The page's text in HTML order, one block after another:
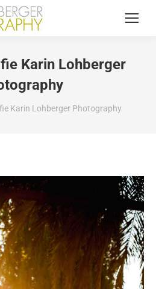
Karin Lohberger
Karin Lohberger Photography